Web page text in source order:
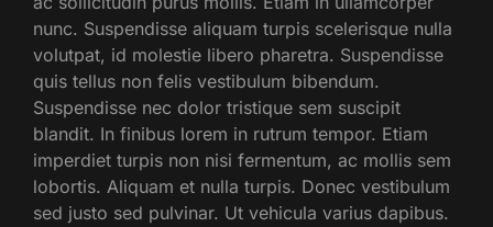
nunc. Suspendisse aliquam turpis scelerisque nulla
volutpat, id molestie libero pharetra. Suspendisse
quis tellus non felis vestibulum bibendum.
Suspendisse nec dolor tristique sem suscipit
blandit. In finibus lorem in rutrum tempor. Etiam
imperdiet turpis non nisi fermentum, ac mollis sem
lobortis. Aliquam et nulla turpis. Donec vestibulum
sed justo sed pulvinar. Ut vehicula varius dapibus.